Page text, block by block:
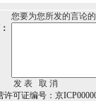
您要为您所发的言论
许可证编号：京